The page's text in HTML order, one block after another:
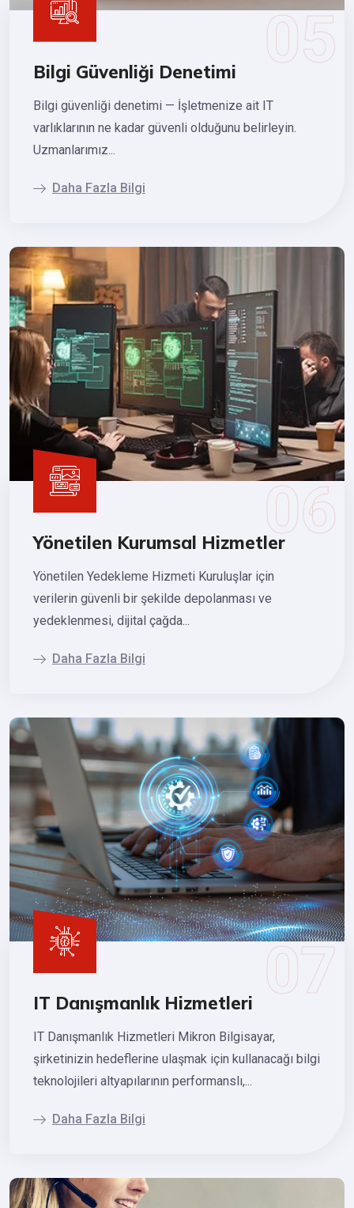
Bilgi Güvenliği Denetimi
Bilgi güvenliği denetimi — İşletmenize ait IT
varlıklarının ne kadar güvenli olduğunu belirleyin.
Uzmanlarımız...
Daha Fazla Bilgi
Yönetilen Kurumsal Hizmetler
Yönetilen Yedekleme Hizmeti Kuruluşlar için
verilerin güvenli bir şekilde depolanması ve
yedeklenmesi, dijital çağda...
Daha Fazla Bilgi
IT Danışmanlık Hizmetleri
IT Danışmanlık Hizmetleri Mikron Bilgisayar,
şirketinizin hedeflerine ulaşmak için kullanacağı bilgi
teknolojileri altyapılarının performanslı,...
Daha Fazla Bilgi